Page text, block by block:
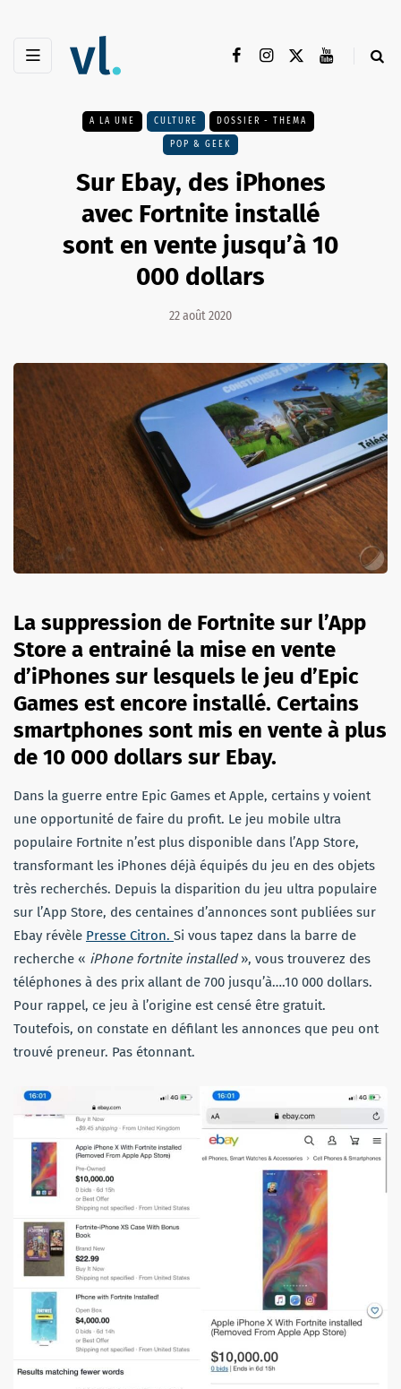
A LA UNE CULTURE DOSSIER - THEMA
POP & GEEK
Sur Ebay, des iPhones
avec Fortnite installé
sont en vente jusqu’à 10
000 dollars
22 août 2020
La suppression de Fortnite sur l’App
Store a entrainé la mise en vente
d’iPhones sur lesquels le jeu d’Epic
Games est encore installé. Certains
smartphones sont mis en vente à plus
de 10 000 dollars sur Ebay.
Dans la guerre entre Epic Games et Apple, certains y voient
une opportunité de faire du profit. Le jeu mobile ultra
populaire Fortnite n’est plus disponible dans l’App Store,
transformant les iPhones déjà équipés du jeu en des objets
très recherchés. Depuis la disparition du jeu ultra populaire
sur l’App Store, des centaines d’annonces sont publiées sur
Ebay révèle Presse Citron. Si vous tapez dans la barre de
recherche « iPhone fortnite installed», vous trouverez des
téléphones à des prix allant de 700 jusqu’à….10 000 dollars.
Pour rappel, ce jeu à l’origine est censé être gratuit.
Toutefois, on constate en défilant les annonces que peu ont
trouvé preneur. Pas étonnant.